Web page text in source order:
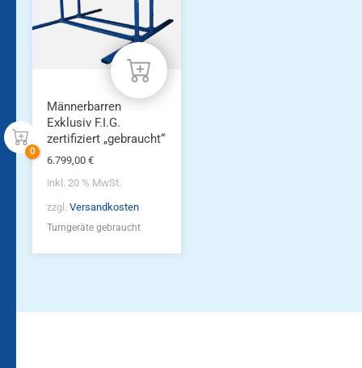
Männerbarren
Exklusiv F.I.G.
zertifiziert „gebraucht“
6.799,00 €
inkl. 20 % MwSt.
zzgl. Versandkosten
Turngeräte gebraucht